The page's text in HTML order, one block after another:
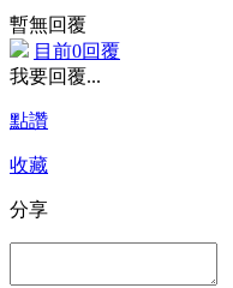
暫無回覆
目前0回覆
我要回覆...
點讚
收藏
分享